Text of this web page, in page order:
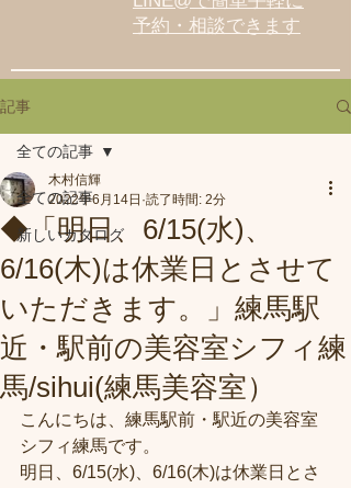
予約・相談できます
記事
全ての記事
新しいカタログ
全ての記事
◆「明日、6/15(水)、
6/16(木)は休業日とさせて
いただきます。」練馬駅
近・駅前の美容室シフィ練
馬/sihui(練馬美容室）
木村信輝
2022年6月14日 読了時間: 2分
こんにちは、練馬駅前・駅近の美容室
シフィ練馬です。
明日、6/15(水)、6/16(木)は休業日とさ